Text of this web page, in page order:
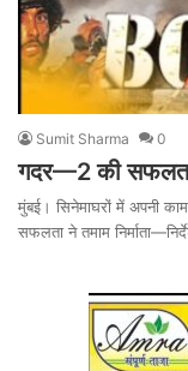
Sumit Sharma 0
गदर—2 की सफलता
मुंबई। सिनेमाघरों में अपनी
सफलता ने तमाम